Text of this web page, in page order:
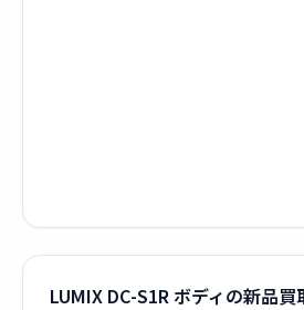
LUMIX DC-S1R ボディの新品買